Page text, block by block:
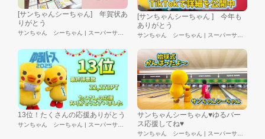
[サンちゃんシーちゃん] 年賀状あ
りがとう
サンちゃん シーちゃん | スーパーサンシ株式会社
[サンちゃんシーちゃん ] 今年も
ありがとう
13位！たくさんの応援ありがとう
サンちゃんシーちゃん♥ゆるバー
ス応援してね♥